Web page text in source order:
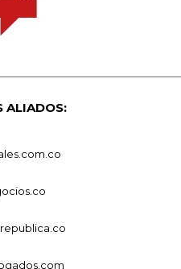
ALIADOS: